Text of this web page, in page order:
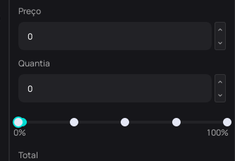
Preço
Quantia
0%
100%
Total